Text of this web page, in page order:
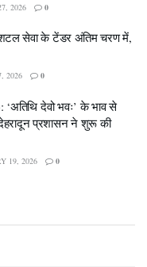
2026 0
शटल सेवा के टेंडर अंतिम चरण में,
2026 0
देवो भवः’ के भाव से
प्रशासन ने शुरू की
19, 2026 0